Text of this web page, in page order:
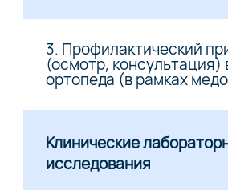
3. Профилактический
(осмотр, консультация)
ортопеда (в рамках
Клинические
исследования